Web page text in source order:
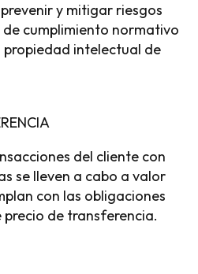
y mitigar riesgos
cumplimiento normativo
intelectual de
del cliente con
se lleven a cabo a valor
con las obligaciones
de transferencia.